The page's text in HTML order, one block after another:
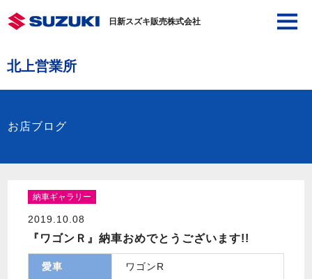
日新スズキ販売株式会社
北上営業所
お店ブログ
納車ギャラリー
2019.10.08
『ワゴンＲ』納車おめでとうございます!!
愛車 ワゴンR